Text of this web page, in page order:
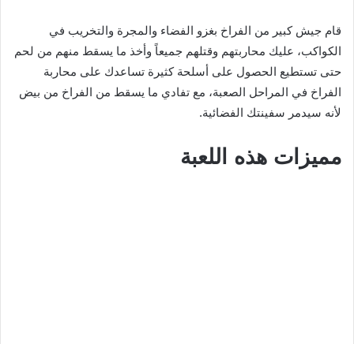
قام جيش كبير من الفراخ بغزو الفضاء والمجرة والتخريب في
الكواكب، عليك محاربتهم وقتلهم جميعاً وأخذ ما يسقط منهم من لحم
حتى تستطيع الحصول على أسلحة كثيرة تساعدك على محاربة
الفراخ في المراحل الصعبة، مع تفادي ما يسقط من الفراخ من بيض
لأنه سيدمر سفينتك الفضائية.
مميزات هذه اللعبة